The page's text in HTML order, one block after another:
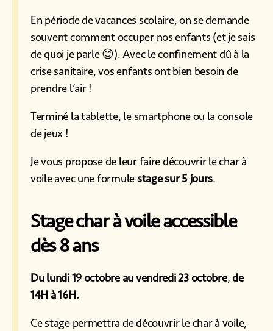
En période de vacances scolaire, on se demande
souvent comment occuper nos enfants (et je sais
de quoi je parle 😊). Avec le confinement dû à la
crise sanitaire, vos enfants ont bien besoin de
prendre l’air !
Terminé la tablette, le smartphone ou la console
de jeux !
Je vous propose de leur faire découvrir le char à
voile avec une formule stage sur 5 jours.
Stage char à voile accessible
dès 8 ans
Du lundi 19 octobre au vendredi 23 octobre,de
14H à 16H.
Ce stage permettra de découvrir le char à voile,